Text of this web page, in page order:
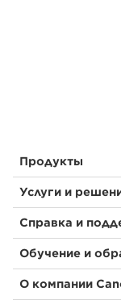
Продукты
Услуги и
Справка и
Обучение и
О компании